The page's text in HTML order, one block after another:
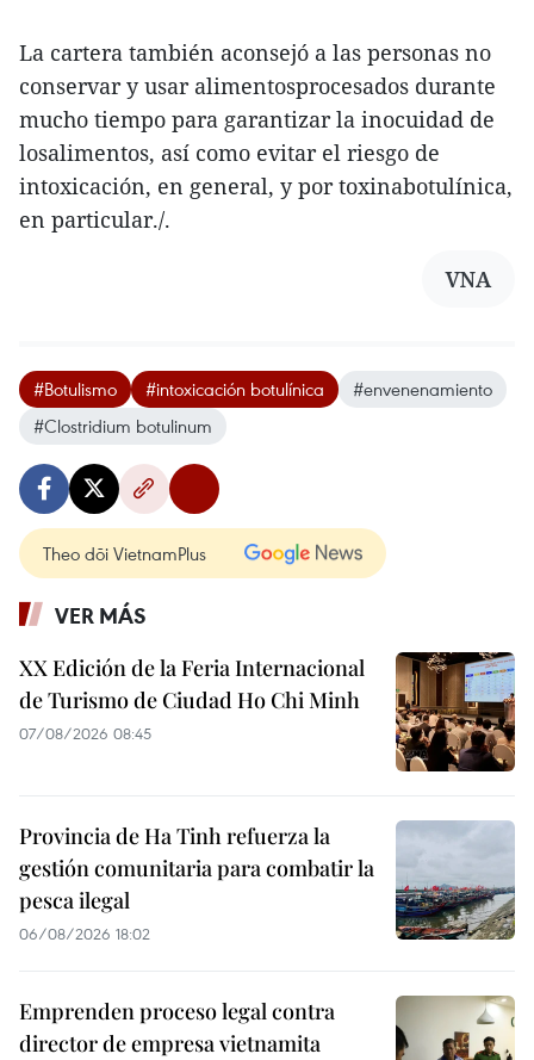
La cartera también aconsejó a las personas no
conservar y usar alimentosprocesados durante
mucho tiempo para garantizar la inocuidad de
losalimentos, así como evitar el riesgo de
intoxicación, en general, y por toxinabotulínica,
en particular./.
VNA
#Botulismo #intoxicación botulínica
#envenenamiento
#Clostridium botulinum
Theo dõi VietnamPlus
VER MÁS
XX Edición de la Feria Internacional
de Turismo de Ciudad Ho Chi Minh
07/08/2026 08:45
Provincia de Ha Tinh refuerza la
gestión comunitaria para combatir la
pesca ilegal
06/08/2026 18:02
Emprenden proceso legal contra
director de empresa vietnamita